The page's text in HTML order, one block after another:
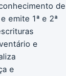
de
emite 1ª e 2ª
e
e